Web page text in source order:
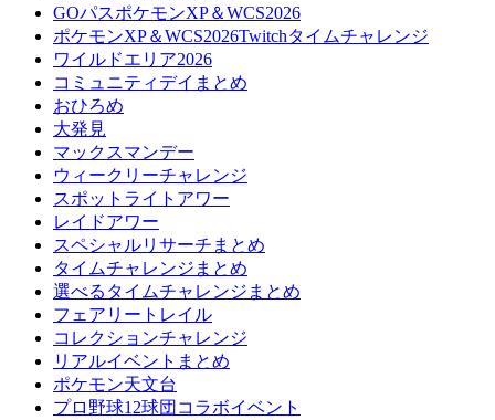
GOパスポケモンXP＆WCS2026
ポケモンXP＆WCS2026Twitchタイムチャレンジ
ワイルドエリア2026
コミュニティデイまとめ
おひろめ
大発見
マックスマンデー
ウィークリーチャレンジ
スポットライトアワー
レイドアワー
スペシャルリサーチまとめ
タイムチャレンジまとめ
選べるタイムチャレンジまとめ
フェアリートレイル
コレクションチャレンジ
リアルイベントまとめ
ポケモン天文台
プロ野球12球団コラボイベント